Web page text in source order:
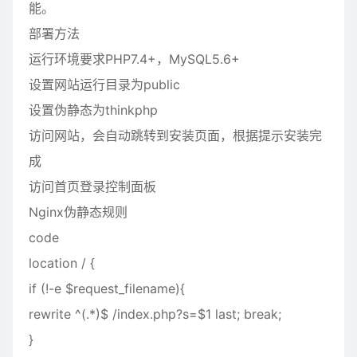
能。
部署方法
运行环境要求PHP7.4+，MySQL5.6+
设置网站运行目录为public
设置伪静态为thinkphp
访问网站，会自动跳转到安装页面，根据提示安装完
成
访问首页登录控制面板
Nginx伪静态规则
code
location / {
if (!-e $request_filename){
rewrite ^(.*)$ /index.php?s=$1 last; break;
}